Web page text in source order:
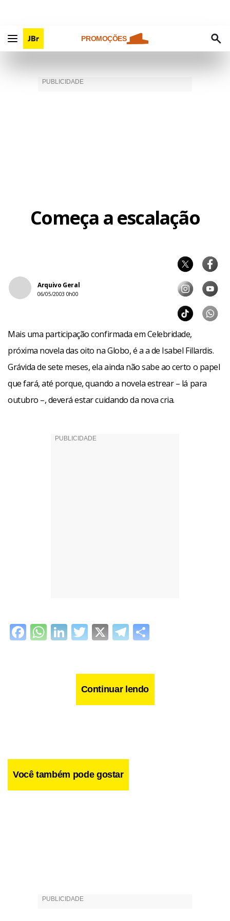
PROMOÇÕES
Começa a escalação
Arquivo Geral
06/05/2003 0h00
Mais uma participação confirmada em Celebridade,
próxima novela das oito na Globo, é a a de Isabel Fillardis.
Grávida de sete meses, ela ainda não sabe ao certo o papel
que fará, até porque, quando a novela estrear – lá para
outubro –, deverá estar cuidando da nova cria.
Facebook
WhatsApp
LinkedIn
Twitter
X Telegram
Continuar lendo
Você também pode gostar